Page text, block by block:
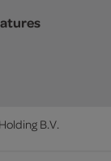
B.V.